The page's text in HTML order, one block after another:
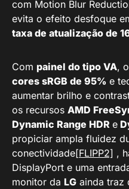
com Motion Blur
evita o efeito desfoque
taxa de atualização de
Com painel do tipo VA,
cores sRGB de 95% e
aumentar brilho e
os recursos AMD
Dynamic Range HDR e
propiciar ampla fluidez
conectividade[FLIPP2] ,
DisplayPort e uma
monitor da LG ainda traz